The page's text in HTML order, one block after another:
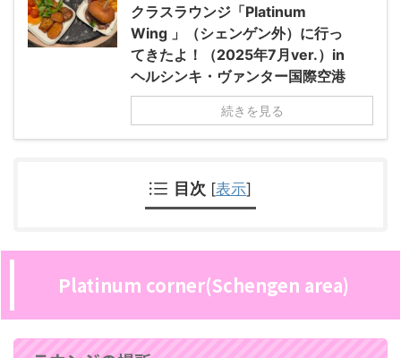
クラスラウンジ「Platinum
Wing 」（シェンゲン外）に行っ
てきたよ！（2025年7月ver.）in
ヘルシンキ・ヴァンター国際空港
続きを見る
目次 [表示]
Platinum corner(Schengen area)